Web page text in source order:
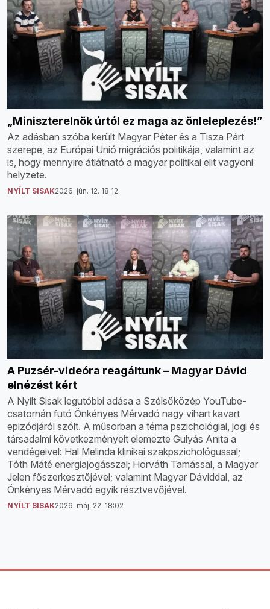
„Miniszterelnök úrtól ez maga az önleleplezés!”
Az adásban szóba került Magyar Péter és a Tisza Párt
szerepe, az Európai Unió migrációs politikája, valamint az
is, hogy mennyire átlátható a magyar politikai elit vagyoni
helyzete.
NYÍLT SISAK2026. jún. 12. 18:12
A Puzsér-videóra reagáltunk – Magyar Dávid
elnézést kért
A Nyílt Sisak legutóbbi adása a Szélsőközép YouTube-
csatornán futó Önkényes Mérvadó nagy vihart kavart
epizódjáról szólt. A műsorban a téma pszichológiai, jogi és
társadalmi következményeit elemezte Gulyás Anita a
vendégeivel: Hal Melinda klinikai szakpszichológussal;
Tóth Máté energiajogásszal; Horváth Tamással, a Magyar
Jelen főszerkesztőjével; valamint Magyar Dáviddal, az
Önkényes Mérvadó egyik résztvevőjével.
NYÍLT SISAK2026. máj. 22. 18:02